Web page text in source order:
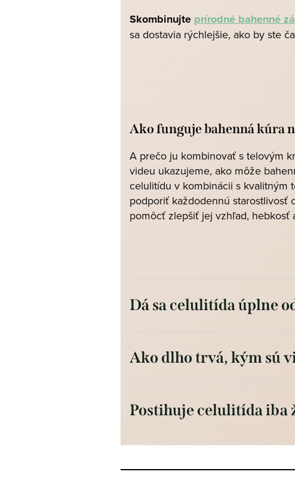
Skombinujte prírodné bahenné
sa dostavia rýchlejšie, ako by ste
Ako funguje bahenná kúra
A prečo ju kombinovať s telovým
videu ukazujeme, ako môže
celulitídu v kombinácii s kvalitným
podporiť každodennú starostlivosť
pomôcť zlepšiť jej vzhľad, hebkosť
Dá sa celulitída úplne
Ako dlho trvá, kým sú
Postihuje celulitída iba